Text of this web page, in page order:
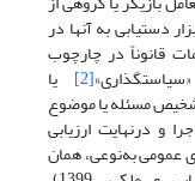
دستیابی به آنها در
قانوناً در چارچوب
[2] یا
مسئله یا موضوع
و درنهایت ارزیابی
عمومی به‌نوعی، همان